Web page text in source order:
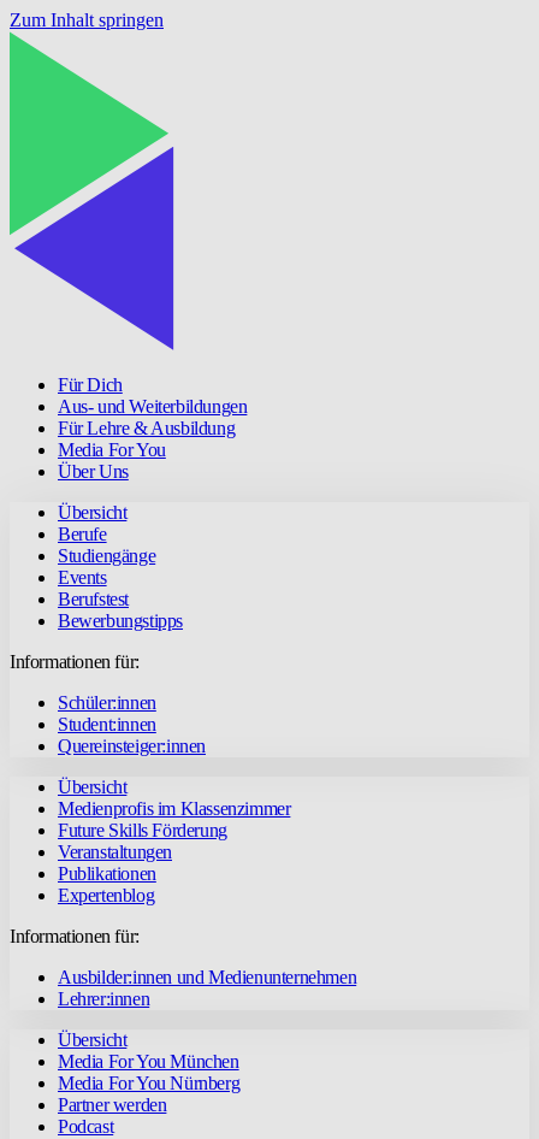
Zum Inhalt springen
Für Dich
Aus- und Weiterbildungen
Für Lehre & Ausbildung
Media For You
Über Uns
Übersicht
Berufe
Studiengänge
Events
Berufstest
Bewerbungstipps
Informationen für:
Schüler:innen
Student:innen
Quereinsteiger:innen
Übersicht
Medienprofis im Klassenzimmer
Future Skills Förderung
Veranstaltungen
Publikationen
Expertenblog
Informationen für:
Ausbilder:innen und Medienunternehmen
Lehrer:innen
Übersicht
Media For You München
Media For You Nürnberg
Partner werden
Podcast